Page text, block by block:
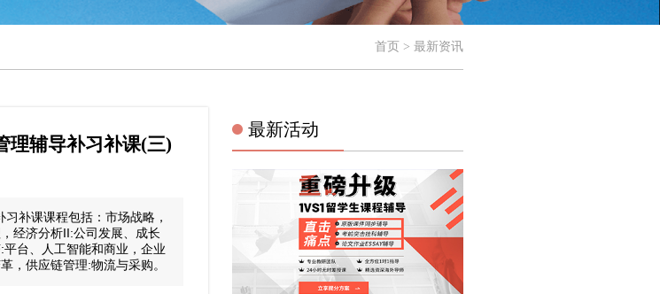
首页 > 最新资讯
理辅导补习补课(三)
补课课程包括：市场战略，
经济分析II:公司发展、成长
台、人工智能和商业，企业
，供应链管理:物流与采购。
最新活动